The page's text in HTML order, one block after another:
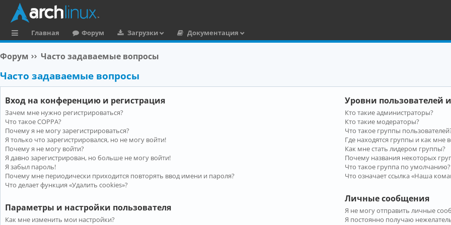
ы
л
Главная Форум Загрузки
Документация
Форум Часто задаваемые вопросы
Часто задаваемые вопросы
Вход на конференцию и регистрация
Зачем мне нужно регистрироваться?
Что такое COPPA?
Почему я не могу зарегистрироваться?
Я только что зарегистрировался, но не могу войти!
Почему я не могу войти?
Я давно зарегистрирован, но больше не могу войти!
Я забыл пароль!
Почему мне периодически приходится повторять ввод имени и пароля?
Что делает функция «Удалить cookies»?
Параметры и настройки пользователя
Как мне изменить мои настройки?
Уровни пользователей
Кто такие администраторы?
Кто такие модераторы?
Что такое группы
Где находятся группы и как мне
Как мне стать лидером группы?
Почему названия некоторых
Что такое группа по умолчанию?
Что означает ссылка «Наша
Личные сообщения
Я не могу отправить личные
Я постоянно получаю